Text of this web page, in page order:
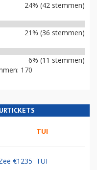
24% (42 stemmen)
21% (36 stemmen)
6% (11 stemmen)
170
TUI
€1235 TUI